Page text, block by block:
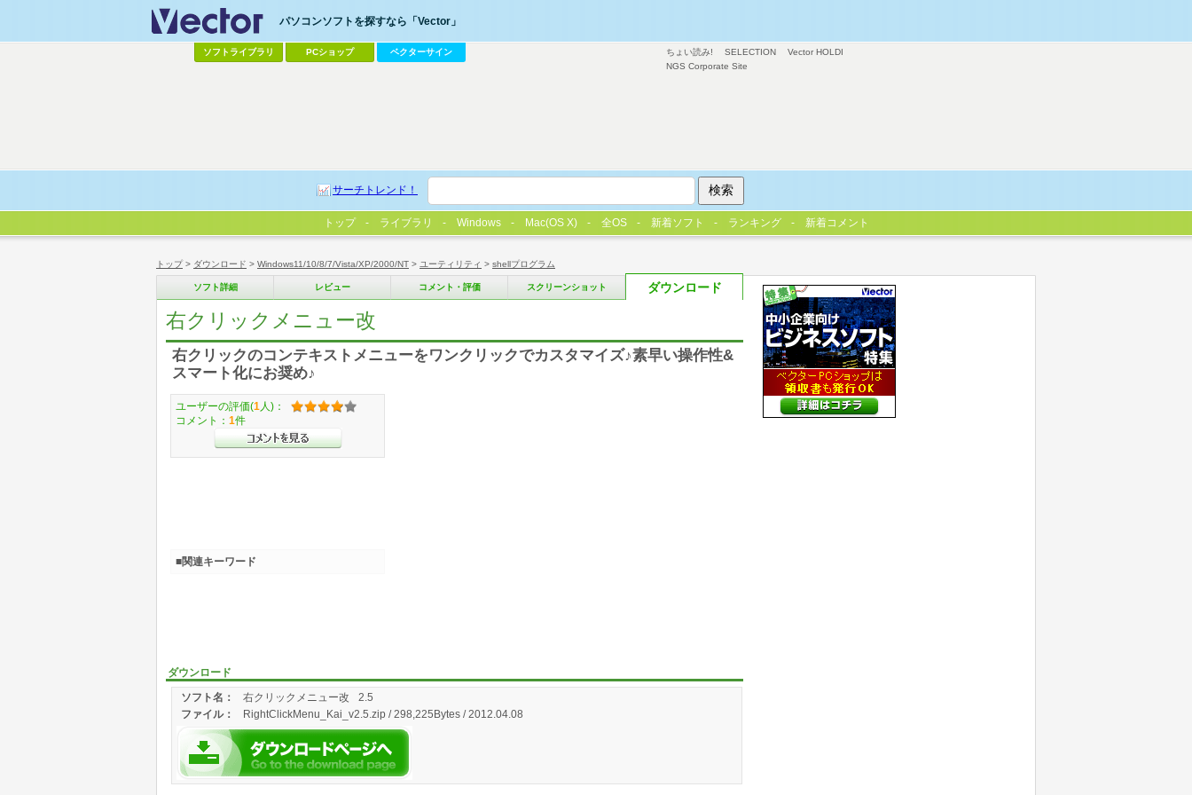
トップ> ダウンロード > Windows11/10/8/7/Vista/XP/2000/NT > ユーティリティ > shellプログラム
ソフト詳細 レビュー コメント・評価 スクリーンショット ダウンロード
右クリックメニュー改
右クリックのコンテキストメニューをワンクリックでカスタマイズ♪素早い操作性&
スマート化にお奨め♪
ダウンロード
ソフト名：
右クリックメニュー改 2.5
ファイル： RightClickMenu_Kai_v2.5.zip / 298,225Bytes / 2012.04.08
ユーザーの評価(1 人)：
コメント： 1件
■関連キーワード
ちょい読み! SELECTION
Vector HOLDI
NGS Corporate Site
パソコンソフトを探すなら「Vector」
ソフトライブラリ PCショップ ベクターサイン
サーチトレンド！
トップ ライブラリ Windows Mac(OS X) 全OS 新着ソフト ランキング 新着コメント